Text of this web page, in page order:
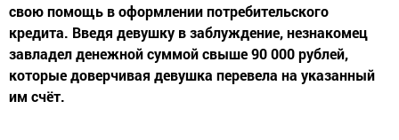
свою помощь в оформлении потребительского
кредита. Введя девушку в заблуждение, незнакомец
завладел денежной суммой свыше 90 000 рублей,
которые доверчивая девушка перевела на указанный
им счёт.